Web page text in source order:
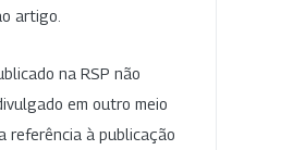
artigo.
na RSP não
em outro meio
referência à publicação